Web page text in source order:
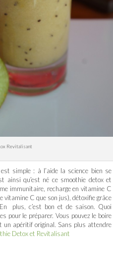
Revitalisant
simple : à l’aide la science bien se
ainsi qu’est né ce smoothie detox et
immunitaire, recharge en vitamine C
vitamine C que son jus), détoxifie grâce
plus, c’est bon et de saison. Quoi
pour le préparer. Vous pouvez le boire
un apéritif original. Sans plus attendre
Detox et Revitalisant